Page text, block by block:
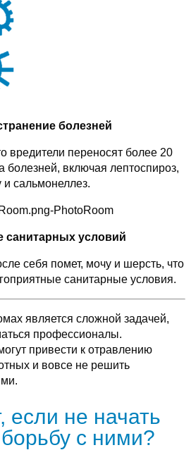
болезней
вредители переносят более 20
болезней, включая лептоспироз,
и сальмонеллез.
санитарных условий
себя помет, мочу и шерсть, что
санитарные условия.
является сложной задачей,
профессионалы.
привести к отравлению
и вовсе не решить
если не начать
с ними?